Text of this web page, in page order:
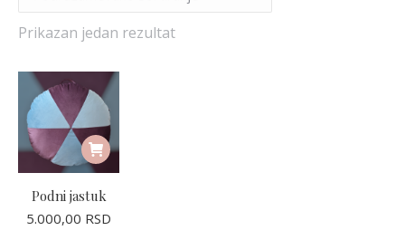
Prikazan jedan rezultat
Podni jastuk
5.000,00 RSD